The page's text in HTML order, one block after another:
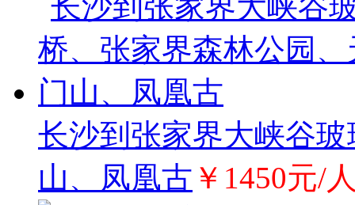
长沙到张家界大峡谷
山、凤凰古 ￥1450元/